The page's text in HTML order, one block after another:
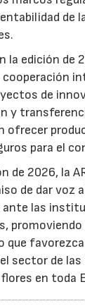
de
la edición de
cooperación
de
y
ofrecer
para el
de 2026, la
de dar voz
ante las
promoviendo
sector de
en toda